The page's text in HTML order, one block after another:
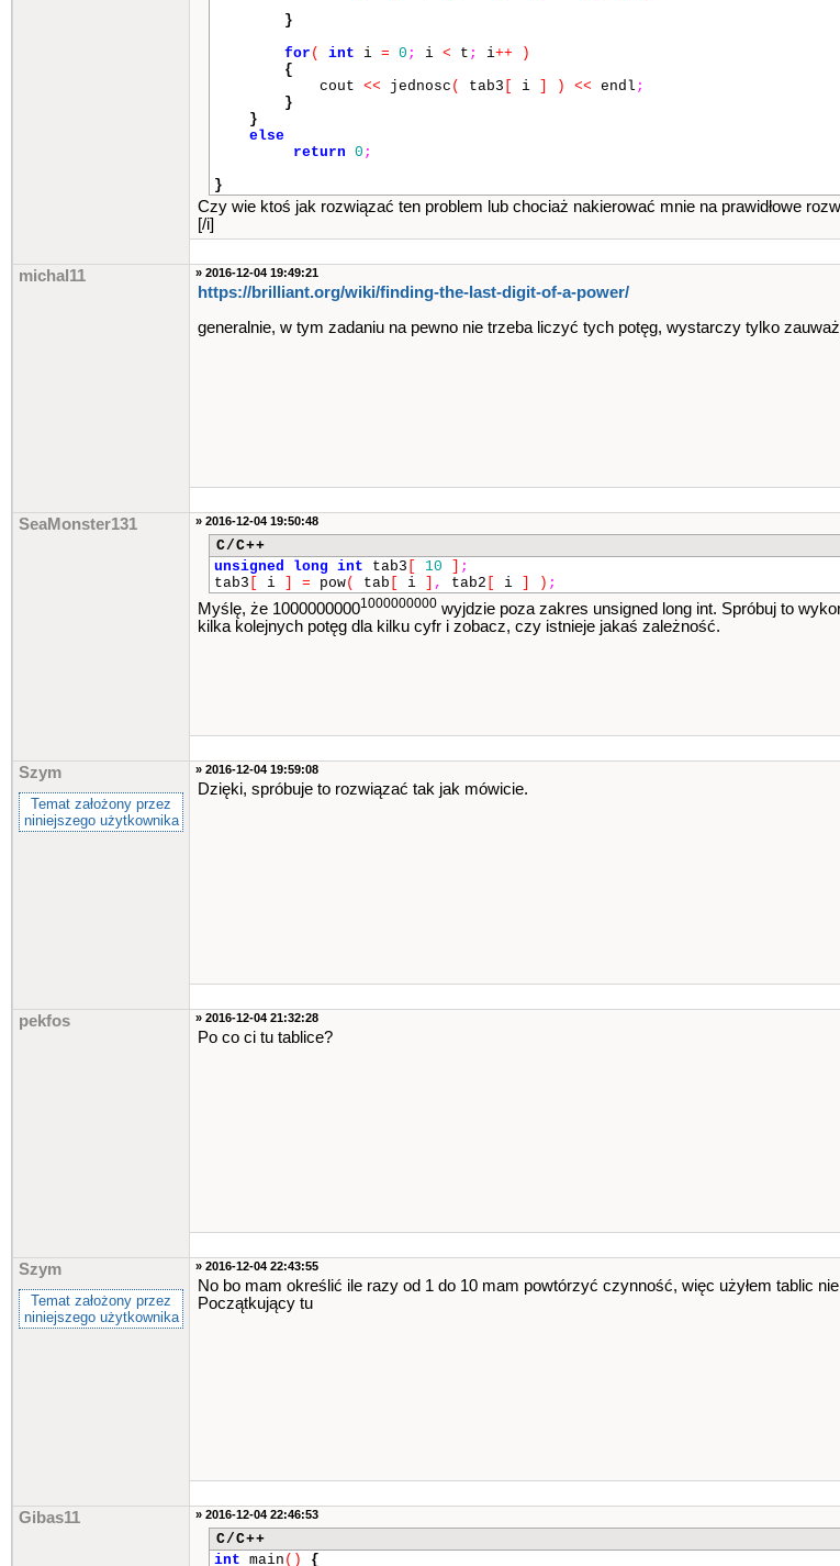
}
for ( int i = 0 ; i < t ; i++
)
{
cout << jednosc ( tab3 i ) << endl ;
}
}
else
return 0 ;
}
Czy wie ktoś jak rozwiązać ten problem lub chociaż nakierować mnie na prawidłowe
[/i]
michal11 » 2016-12-04 19:49:21
https://brilliant.org/wiki​/finding-the-last-digit-of-a-po​wer​/
generalnie, w tym zadaniu na pewno nie trzeba liczyć tych potęg, wystarczy tylko
SeaMonster131 » 2016-12-04 19:50:48
C/C++
unsigned
long int tab3 10
;
tab3
i = pow( tab i , tab2 i ) ;
Myślę, że 10000000001000000000 wyjdzie poza zakres unsigned long int. Spróbuj to
kilka kolejnych potęg dla kilku cyfr i zobacz, czy istnieje jakaś zależność.
Szym
Temat założony przez
niniejszego użytkownika
» 2016-12-04 19:59:08
Dzięki, spróbuje to rozwiązać tak jak mówicie.
pekfos » 2016-12-04 21:32:28
Po co ci tu tablice?
Szym
Temat założony przez
niniejszego użytkownika
» 2016-12-04 22:43:55
No bo mam określić ile razy od 1 do 10 mam powtórzyć czynność, więc użyłem tablic
Początkujący tu
Gibas11 » 2016-12-04 22:46:53
C/C++
int main () {